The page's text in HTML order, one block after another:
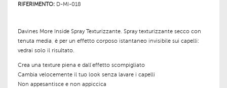
RIFERIMENTO: D-MI-018
Davines More Inside Spray Texturizzante. Spray texturizzante secco con
tenuta media, è per un effetto corposo istantaneo invisibile sui capelli:
vedrai solo il risultato.
Crea una texture piena e dall'effetto scompigliato
Cambia velocemente il tuo look senza lavare i capelli
Non appesantisce e non appiccica